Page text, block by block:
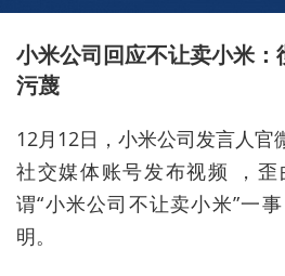
小米公司回应不让卖小米
污蔑
12月12日，小米公司发言人官
社交媒体账号发布视频 ，
谓“小米公司不让卖小米”一
明。